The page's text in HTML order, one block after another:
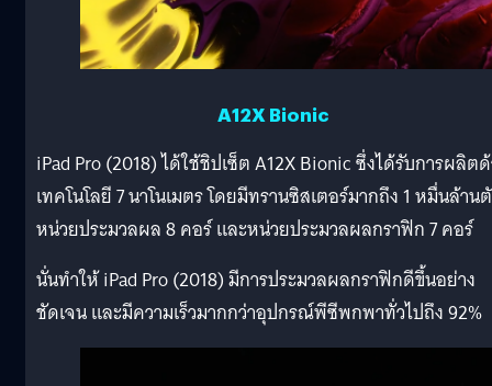
A12X Bionic
iPad Pro (2018) ได้ใช้ชิปเซ็ต A12X Bionic ซึ่งได้รับการผลิต
เทคโนโลยี 7 นาโนเมตร โดยมีทรานซิสเตอร์มากถึง 1 หมื่นล้าน
หน่วยประมวลผล 8 คอร์ และหน่วยประมวลผลกราฟิก 7 คอร์
นั่นทำให้ iPad Pro (2018) มีการประมวลผลกราฟิกดีขึ้นอย่าง
ชัดเจน และมีความเร็วมากกว่าอุปกรณ์พีซีพกพาทั่วไปถึง 92%